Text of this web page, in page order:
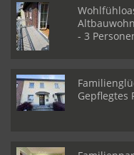
- 3
Gepflegtes